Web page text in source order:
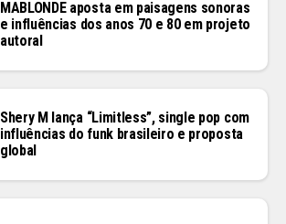
MABLONDE aposta em paisagens sonoras
e influências dos anos 70 e 80 em projeto
autoral
Shery M lança “Limitless”, single pop com
influências do funk brasileiro e proposta
global